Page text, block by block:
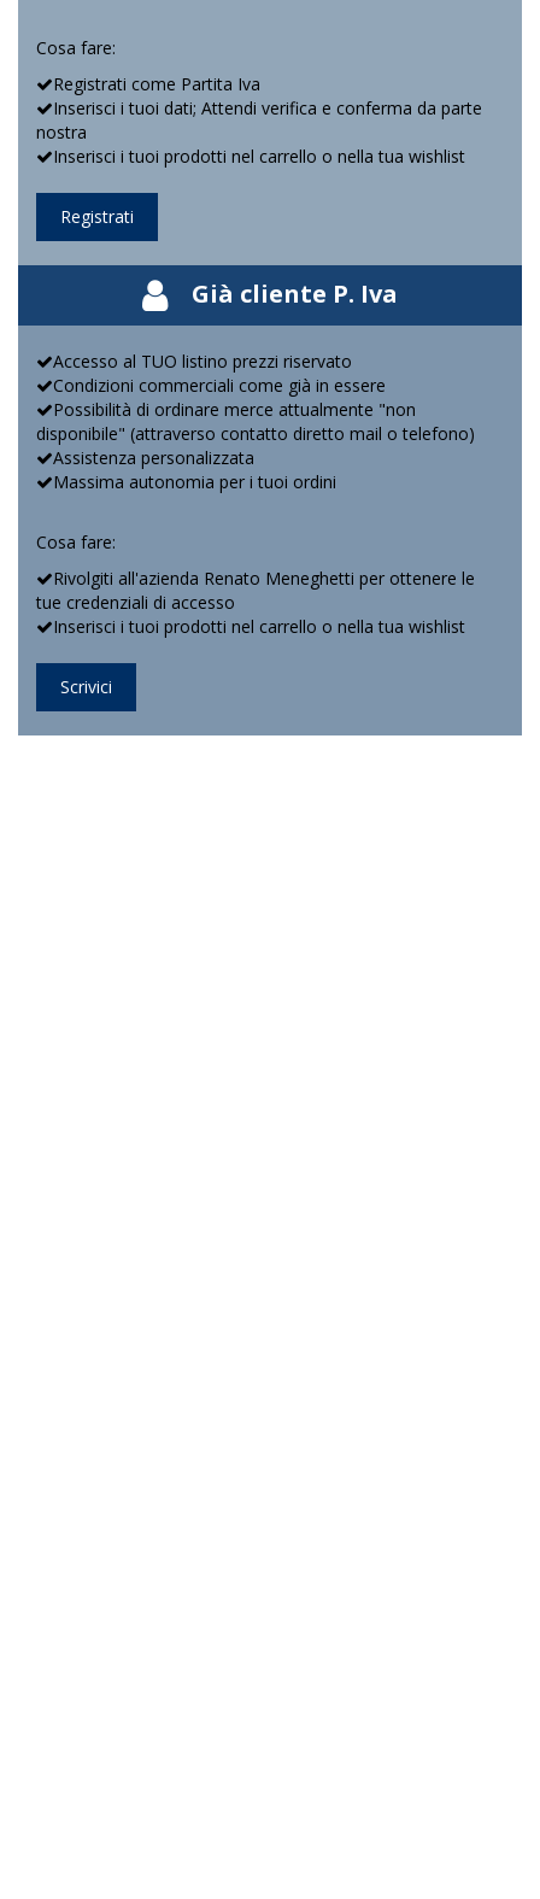
Cosa fare:
Registrati come Partita Iva
Inserisci i tuoi dati; Attendi verifica e conferma da parte
nostra
Inserisci i tuoi prodotti nel carrello o nella tua wishlist
Registrati
Già cliente P. Iva
Accesso al TUO listino prezzi riservato
Condizioni commerciali come già in essere
Possibilità di ordinare merce attualmente "non
disponibile" (attraverso contatto diretto mail o telefono)
Assistenza personalizzata
Massima autonomia per i tuoi ordini
Cosa fare:
Rivolgiti all'azienda Renato Meneghetti per ottenere le
tue credenziali di accesso
Inserisci i tuoi prodotti nel carrello o nella tua wishlist
Scrivici